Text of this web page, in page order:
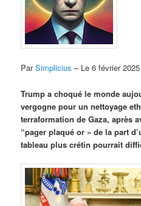
ParSimplicius – Le 6 février 2025
Trump a choqué le monde
vergogne pour un nettoyage
terraformation de Gaza, après
“pager plaqué or » de la part
tableau plus crétin pourrait